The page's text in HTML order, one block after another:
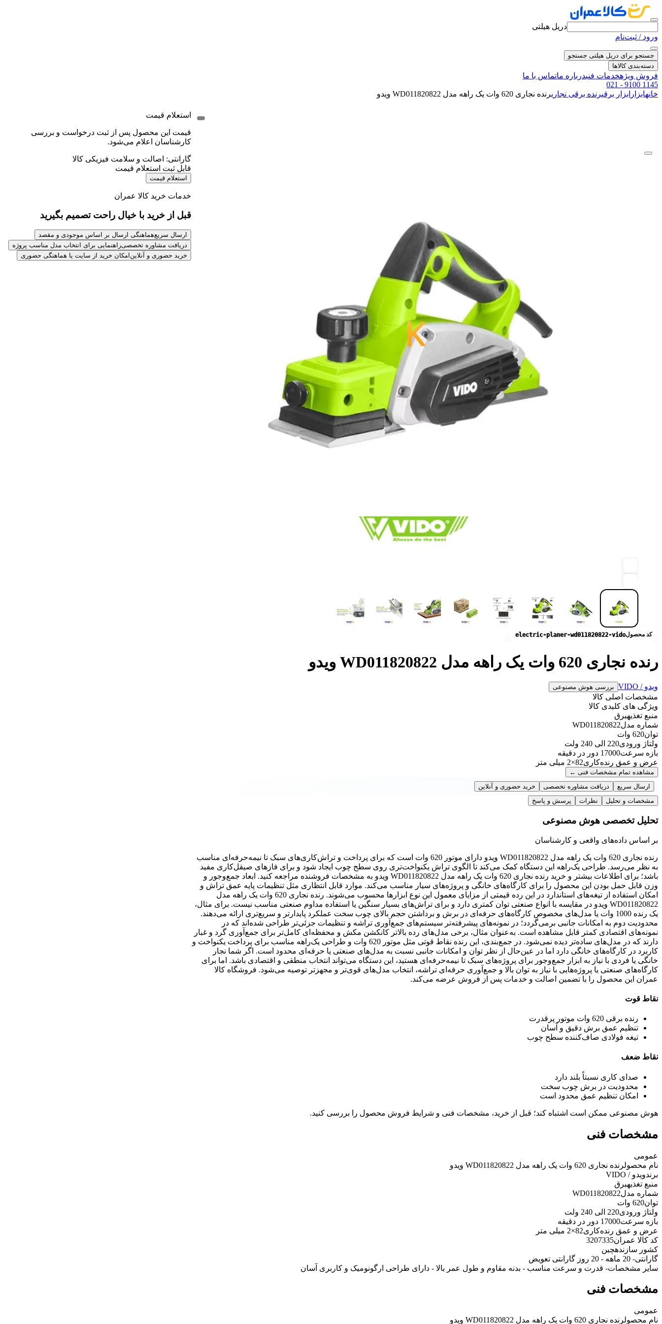
دریل هیلتی
ورود / ثبت‌نام
جستجو برای دریل هیلتی جستجو
دسته‌بندی کالاها
فروش ویژهخدمات فنیدرباره ماتماس با ما
021 - 9100 1145
خانهابزار ابزار برقیرنده برقی نجاریرنده نجاری 620 وات یک راهه مدل WD011820822 ویدو
کد محصولelectric-planer-wd011820822-vido
رنده نجاری 620 وات یک راهه مدل WD011820822 ویدو
ویدو / VIDO بررسی هوش مصنوعی
مشخصات اصلی کالا
ویژگی های کلیدی کالا
منبع تغذیهبرق
شماره مدلWD011820822
توان620 وات
ولتاژ ورودی220 الی 240 ولت
بازه سرعت17000 دور در دقیقه
عرض و عمق رنده‌کاری82×2 میلی متر
مشاهده تمام مشخصات فنی ←
ارسال سریع
دریافت مشاوره تخصصی
خرید حضوری و آنلاین
مشخصات و تحلیل
نظرات پرسش و پاسخ
تحلیل تخصصی هوش مصنوعی
بر اساس داده‌های واقعی و کارشناسان
رنده نجاری 620 وات یک راهه مدل WD011820822 ویدو دارای موتور 620 وات است که برای پرداخت و تراش‌کاری‌های سبک تا نیمه‌حرفه‌ای مناسب
به نظر می‌رسد. طراحی یک‌راهه این دستگاه کمک می‌کند تا الگوی تراش یکنواخت‌تری روی سطح چوب ایجاد شود و برای فازهای صیقل‌کاری مفید
باشد؛ برای اطلاعات بیشتر و خرید رنده نجاری 620 وات یک راهه مدل WD011820822 ویدو به مشخصات فروشنده مراجعه کنید. ابعاد جمع‌وجور و
وزن قابل حمل بودن این محصول را برای کارگاه‌های خانگی و پروژه‌های سیار مناسب می‌کند. موارد قابل انتظاری مثل تنظیمات پایه عمق تراش و
امکان استفاده از تیغه‌های استاندارد در این رده قیمتی از مزایای معمول این نوع ابزارها محسوب می‌شوند. رنده نجاری 620 وات یک راهه مدل
WD011820822 ویدو در مقایسه با انواع صنعتی توان کمتری دارد و برای تراش‌های بسیار سنگین یا استفاده مداوم صنعتی مناسب نیست. برای مثال،
یک رنده 1000 وات یا مدل‌های مخصوص کارگاه‌های حرفه‌ای در برش و برداشتن حجم بالای چوب سخت عملکرد پایدارتر و سریع‌تری ارائه می‌دهند.
محدودیت دوم به امکانات جانبی برمی‌گردد؛ در نمونه‌های پیشرفته‌تر سیستم‌های جمع‌آوری تراشه و تنظیمات جزئی‌تر طراحی شده‌اند که در
نمونه‌های اقتصادی کمتر قابل مشاهده است. به‌عنوان مثال، برخی مدل‌های رده بالاتر کانکشن مکش و محفظه‌ای کامل‌تر برای جمع‌آوری گرد و غبار
دارند که در مدل‌های ساده‌تر دیده نمی‌شود. در جمع‌بندی، این رنده نقاط قوتی مثل موتور 620 وات و طراحی یک‌راهه مناسب برای پرداخت یکنواخت و
کاربرد در کارگاه‌های خانگی دارد اما در عین‌حال از نظر توان و امکانات جانبی نسبت به مدل‌های صنعتی یا حرفه‌ای محدود است. اگر شما نجار
خانگی یا فردی با نیاز به ابزار جمع‌وجور برای پروژه‌های سبک تا نیمه‌حرفه‌ای هستید، این دستگاه می‌تواند انتخاب منطقی و اقتصادی باشد. اما برای
کارگاه‌های صنعتی یا پروژه‌هایی با نیاز به توان بالا و جمع‌آوری حرفه‌ای تراشه، انتخاب مدل‌های قوی‌تر و مجهزتر توصیه می‌شود. فروشگاه کالا
عمران این محصول را با تضمین اصالت و خدمات پس از فروش عرضه می‌کند.
نقاط قوت
رنده برقی 620 وات موتور پرقدرت
تنظیم عمق برش دقیق و آسان
تیغه فولادی صاف‌کننده سطح چوب
نقاط ضعف
صدای کاری نسبتاً بلند دارد
محدودیت در برش چوب سخت
امکان تنظیم عمق محدود است
هوش مصنوعی ممکن است اشتباه کند؛ قبل از خرید، مشخصات فنی و شرایط فروش محصول را بررسی کنید.
مشخصات فنی
عمومی
نام محصولرنده نجاری 620 وات یک راهه مدل WD011820822 ویدو
برندویدو / VIDO
منبع تغذیهبرق
شماره مدلWD011820822
توان620 وات
ولتاژ ورودی220 الی 240 ولت
بازه سرعت17000 دور در دقیقه
عرض و عمق رنده‌کاری82×2 میلی متر
کد کالا عمران3207335
کشور سازندهچین
گارانتی- 20 ماهه - 20 روز گارانتی تعویض
سایر مشخصات- قدرت و سرعت مناسب - بدنه مقاوم و طول عمر بالا - دارای طراحی ارگونومیک و کاربری آسان
مشخصات فنی
عمومی
نام محصولرنده نجاری 620 وات یک راهه مدل WD011820822 ویدو
استعلام قیمت
قیمت این محصول پس از ثبت درخواست و بررسی
کارشناسان اعلام می‌شود.
گارانتی: اصالت و سلامت فیزیکی کالا
قابل ثبت استعلام قیمت
استعلام قیمت
خدمات خرید کالا عمران
قبل از خرید با خیال راحت تصمیم بگیرید
ارسال سریعهماهنگی ارسال بر اساس موجودی و مقصد
دریافت مشاوره تخصصیراهنمایی برای انتخاب مدل مناسب پروژه
خرید حضوری و آنلاین امکان خرید از سایت یا هماهنگی حضوری